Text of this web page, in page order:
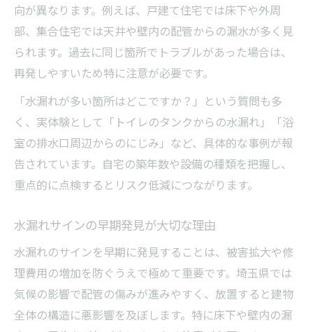
向が異なります。例えば、戸建て住宅では床下や外周
部、集合住宅では天井や壁内の配管からの漏水が多く見
られます。過去に同じ箇所でトラブルがあった場合は、
再発しやすいため特に注意が必要です。
「水漏れが多い箇所はどこですか？」という質問も多
く、実体験として「トイレのタンクからの水漏れ」「浴
室の排水口周辺からのにじみ」など、具体的な事例が報
告されています。自宅の築年数や設備の種類を把握し、
重点的に点検するとリスク低減につながります。
水漏れサインの早期発見が大切な理由
水漏れのサインを早期に発見することは、被害拡大や修
理費用の増加を防ぐうえで極めて重要です。埼玉県では
気候の影響で配管の傷みが進みやすく、放置すると建物
全体の構造に悪影響を及ぼします。特に床下や壁内の漏